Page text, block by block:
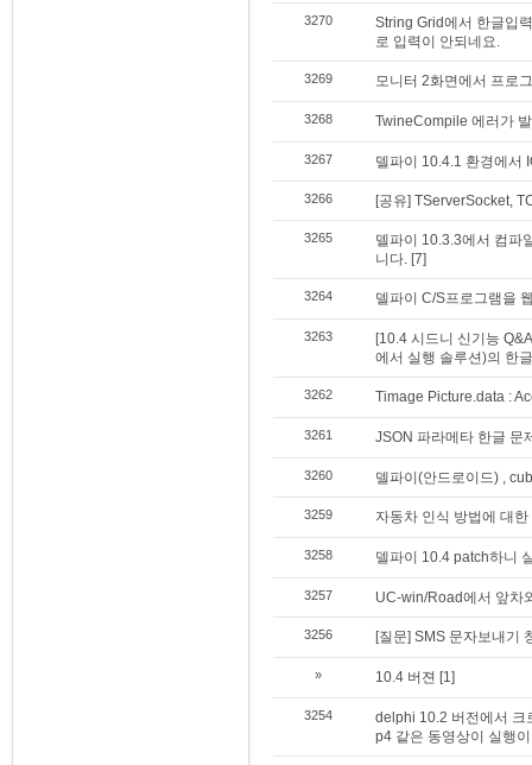
3270
String Grid에서 한글입
로 입력이 안되네요.
3269 모니터 2화면에서 프로
3268 TwineCompile 에러가
3267 델파이 10.4.1 환경에서
3266 [공유] TServerSocket,
3265
델파이 10.3.3에서 컴파
니다. [7]
3264 델파이 C/S프로그램을
3263
[10.4 시드니 신기능
에서 실행 솔루션)의 한
3262 Timage Picture.data :
3261 JSON 파라메타 한글 문
3260 델파이(안드로이드) ,
3259 자동차 인식 방법에 대
3258 델파이 10.4 patch하니
3257 UC-win/Road에서 앞차
3256 [질문] SMS 문자보내기
» 10.4 버젼 [1]
3254
delphi 10.2 버전에서 크
p4 같은 동영상이 실행